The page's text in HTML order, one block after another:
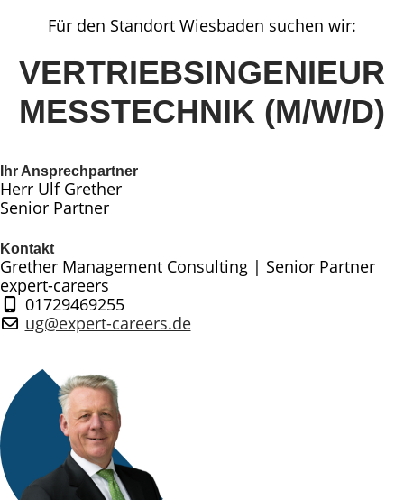
Für den Standort Wiesbaden suchen wir:
VERTRIEBSINGENIEUR
MESSTECHNIK (M/W/D)
Ihr Ansprechpartner
Herr Ulf Grether
Senior Partner
Kontakt
Grether Management Consulting | Senior Partner
expert-careers
01729469255
ug@expert-careers.de